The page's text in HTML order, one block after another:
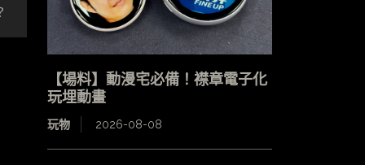
【場料】動漫宅必備！襟章電子化
玩埋動畫
玩物 2026-08-08